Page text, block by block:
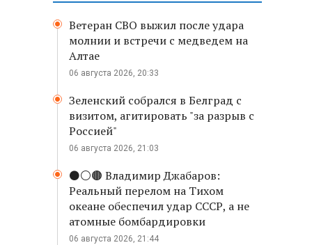
Ветеран СВО выжил после удара
молнии и встречи с медведем на
Алтае
06 августа 2026, 20:33
Зеленский собрался в Белград с
визитом, агитировать "за разрыв с
Россией"
06 августа 2026, 21:03
⚫️⚪️🟤 Владимир Джабаров:
Реальный перелом на Тихом
океане обеспечил удар СССР, а не
атомные бомбардировки
06 августа 2026, 21:44